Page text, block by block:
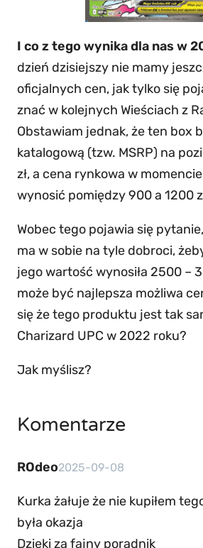
I co z tego wynika dla nas w
dzień dzisiejszy nie mamy
oficjalnych cen, jak tylko się
znać w kolejnych Wieściach z
Obstawiam jednak, że ten box
katalogową (tzw. MSRP) na
zł, a cena rynkowa w
wynosić pomiędzy 900 a 1200
Wobec tego pojawia się
ma w sobie na tyle dobroci,
jego wartość wynosiła 2500 –
może być najlepsza możliwa
się że tego produktu jest tak
Charizard UPC w 2022 roku?
Jak myślisz?
Komentarze
ROdeo2025-09-08
Kurka żałuje że nie kupiłem
była okazja
Dzięki za fajny poradnik